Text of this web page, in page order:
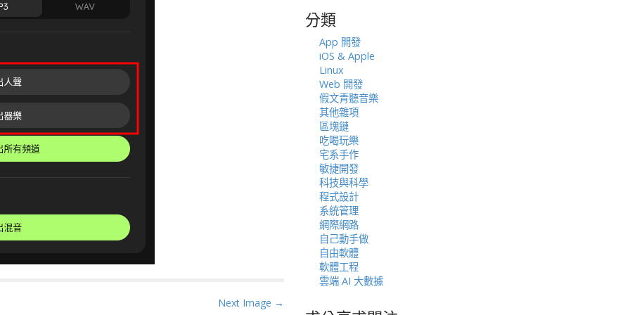
Next Image →
字:
分類
App 開發
iOS & Apple
Linux
Web 開發
假文青聽音樂
其他雜項
區塊鏈
吃喝玩樂
宅系手作
敏捷開發
科技與科學
程式設計
系統管理
網際網路
自己動手做
自由軟體
軟體工程
雲端 AI 大數據